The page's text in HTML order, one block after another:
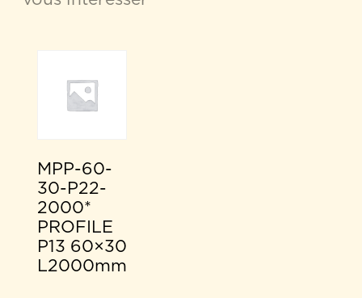
MPP-60-
30-P22-
2000*
PROFILE
P13 60×30
L2000mm